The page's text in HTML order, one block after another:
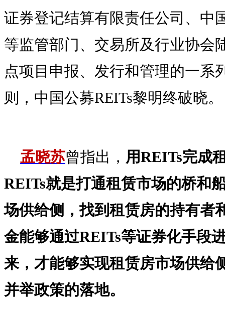
证券登记结算有限责任公司、中
等监管部门、交易所及行业协会
点项目申报、发行和管理的一系
则，中国公募REITs黎明终破晓。
孟晓苏曾指出， 用REITs完成
REITs就是打通租赁市场的桥和
场供给侧，找到租赁房的持有者
金能够通过REITs等证券化手段
来，才能够实现租赁房市场供给
并举政策的落地。